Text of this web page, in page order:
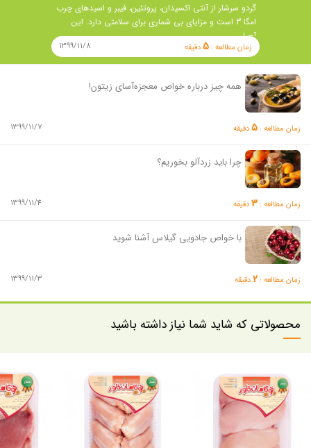
گردو سرشار از آنتی اکسیدان، پروتئین، فیبر و اسیدهای چرب
امگا 3 است و مزایای بی شماری برای سلامتی دارد. این
آجیل …
زمان مطالعه : 5دقیقه 1399/11/8
همه چیز درباره خواص معجزه‌آسای زیتون!
زمان مطالعه : 5دقیقه 1399/11/7
چرا باید زردآلو بخوریم؟
زمان مطالعه : 3دقیقه 1399/11/4
با خواص جادویی گیلاس آشنا شوید
زمان مطالعه : 2دقیقه 1399/11/3
محصولاتی که شاید شما نیاز داشته باشید